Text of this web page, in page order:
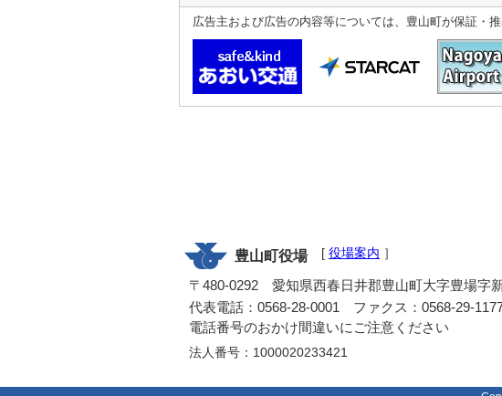
広告主および広告の内容等については、豊山町が保証・
豊山町役場 [ 役場案内 ］
〒480-0292 愛知県西春日井郡豊山町大字豊場字
代表電話：0568-28-0001 ファクス：0568-29-
電話番号のおかけ間違いにご注意ください
法人番号：1000020233421